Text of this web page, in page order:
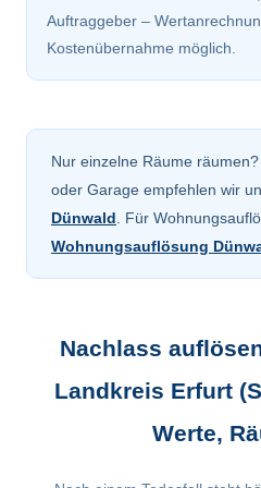
Auftraggeber –
Kostenübernahme möglich.
Nur einzelne Räume
oder Garage empfehlen wir
Dünwald . Für
Wohnungsauflösung
Nachlass
Landkreis Erfurt
Werte,